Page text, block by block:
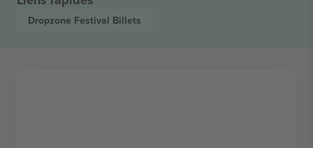
Dropzone Festival Billets